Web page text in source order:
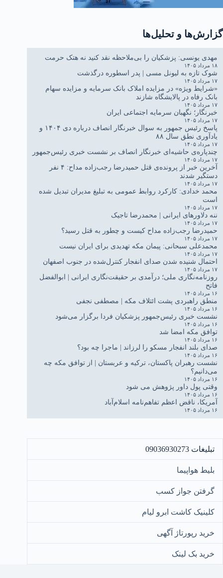
گزارش‌ها و تحلیل‌ها
مهدی یونسی: پزشکیان را بی‌ملاحظه نقد کنید نه هتک حرمت
۱۸ مرداد ۱۴۰۵
شوک تازه به لیونل مسی | پدر اسطوره درگذشت
۱۷ مرداد ۱۴۰۵
«شرایط ویژه» در مزایده املاک بانک سرمایه و مزایده سهام
بانک رفاه در پالایشگاه شازند
۱۷ مرداد ۱۴۰۵
خبرنگار؛ نگهبان سرمایه اجتماعی ایران
۱۷ مرداد ۱۴۰۵
پاسخ رئیس جمهور به سوال خبرنگار انصاف درباره دی ۱۴۰۴ و
یادآوری نطق سال ۸۸
۱۷ مرداد ۱۴۰۵
چندپاره‌ی حاشیه‌ای خبرنگار انصاف بر نشست خبری رئیس‌جمهور
۱۷ مرداد ۱۴۰۵
آخرین خبر از پرونده‌ی قتل حمیدرضا رجب‌زاده مداح: ۴ نفر
دستگیر شدند
۱۷ مرداد ۱۴۰۵
محمد خدادی: کارکرد روابط عمومی به تبلیغ مدیران تبدیل شده
است
۱۷ مرداد ۱۴۰۵
ننه دلاورهای ایرانی | محمدرضا تاجیک
۱۷ مرداد ۱۴۰۵
حمیدرضا رجب‌زاده مداح کیست و چطور به قتل رسید؟
۱۷ مرداد ۱۴۰۵
محمدعلی سبحانی: پیمان مکه تهدیدی برای ایران نیست
۱۷ مرداد ۱۴۰۵
احتمال شنیده شدن صدای انفجار کنترل‌شده در جنوب اصفهان
۱۷ مرداد ۱۴۰۵
روزنامه‌نگاری ملی؛ درآمدی بر حقیقت‌نگاری ایرانی | ابوالفضل
فاتح
۱۶ مرداد ۱۴۰۵
منطق راهبردی پشت ائتلاف مکه | مصطفی نجفی
۱۶ مرداد ۱۴۰۵
نشست خبری رئیس‌جمهور پزشکیان فردا برگزار می‌شود
۱۶ مرداد ۱۴۰۵
توافق مکه امضا شد
۱۶ مرداد ۱۴۰۵
صدای بلند انفجار مسکو را لرزاند | ماجرا چه بود؟
۱۶ مرداد ۱۴۰۵
نشست رهبران پاکستان، ترکیه و عربستان | از توافق مکه چه
می‌دانیم؟
۱۶ مرداد ۱۴۰۵
وقتی پول داور پژوهش می شود
۱۶ مرداد ۱۴۰۵
آمریکا، ناقض اعظم تفاهم‌نامه اسلام‌آباد
۱۶ مرداد ۱۴۰۵
تبلیغات 09036930273
بلیط هواپیما
گرفتن جواز کسب
کلینیک کاشت ابرو لیام
خرید رپورتاژ آگهی
خرید بک لینک